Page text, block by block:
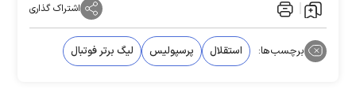
اشتراک گذاری
برچسب‌ها: استقلال پرسپولیس لیگ برتر فوتبال